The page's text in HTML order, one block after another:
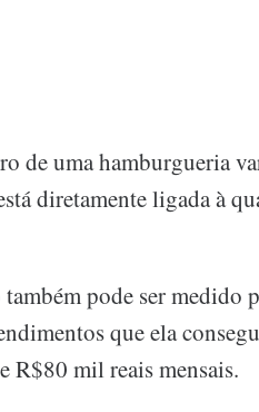
de uma hamburgueria
diretamente ligada à
pode ser medido
que ela
R$80 mil reais mensais.